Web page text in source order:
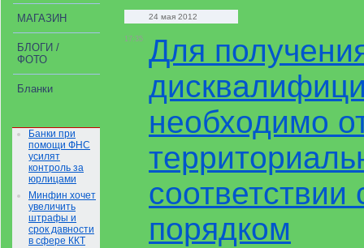
МАГАЗИН
БЛОГИ /
ФОТО
Бланки
Банки при
помощи ФНС
усилят
контроль за
юрлицами
Минфин хочет
увеличить
штрафы и
срок давности
в сфере ККТ
24 мая 2012
17:35
Для
необходимо
порядком